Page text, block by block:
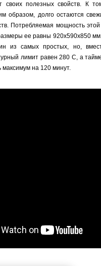
своих полезных свойств. К
образом, долго остаются
Потребляемая мощность
ее равны 920х590х850
из самых простых, но,
лимит равен 280 С, а
максимум на 120 минут.